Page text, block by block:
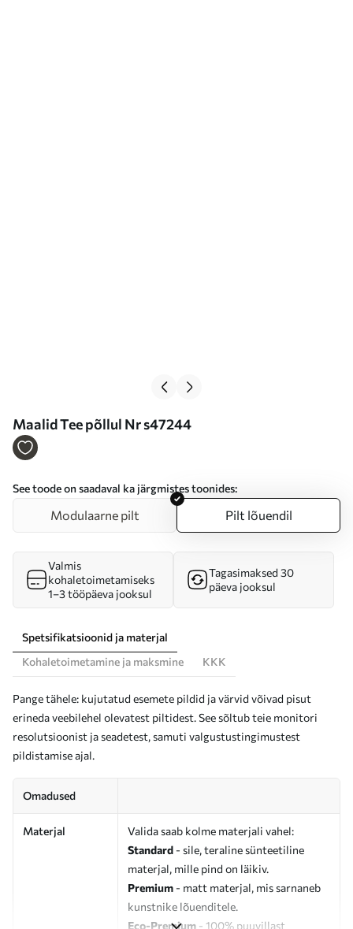
Maalid Tee põllul Nr s47244
See toode on saadaval ka järgmistes toonides:
Modulaarne pilt Pilt lõuendil
Valmis
kohaletoimetamiseks
1–3 tööpäeva jooksul
Tagasimaksed 30
päeva jooksul
Spetsifikatsioonid ja materjal
Kohaletoimetamine ja maksmine
KKK
Pange tähele: kujutatud esemete pildid ja värvid võivad pisut
erineda veebilehel olevatest piltidest. See sõltub teie monitori
resolutsioonist ja seadetest, samuti valgustustingimustest
pildistamise ajal.
Omadused
Materjal
Valida saab kolme materjali vahel:
Standard - sile, teraline sünteetiline
materjal, mille pind on läikiv.
Premium - matt materjal, mis sarnaneb
kunstnike lõuenditele.
Eco-Premium - 100% puuvillast